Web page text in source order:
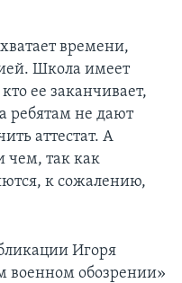
времени,
Школа имеет
ее заканчивает,
ребятам не дают
аттестат. А
чем, так как
к сожалению,
Игоря
военном обозрении»